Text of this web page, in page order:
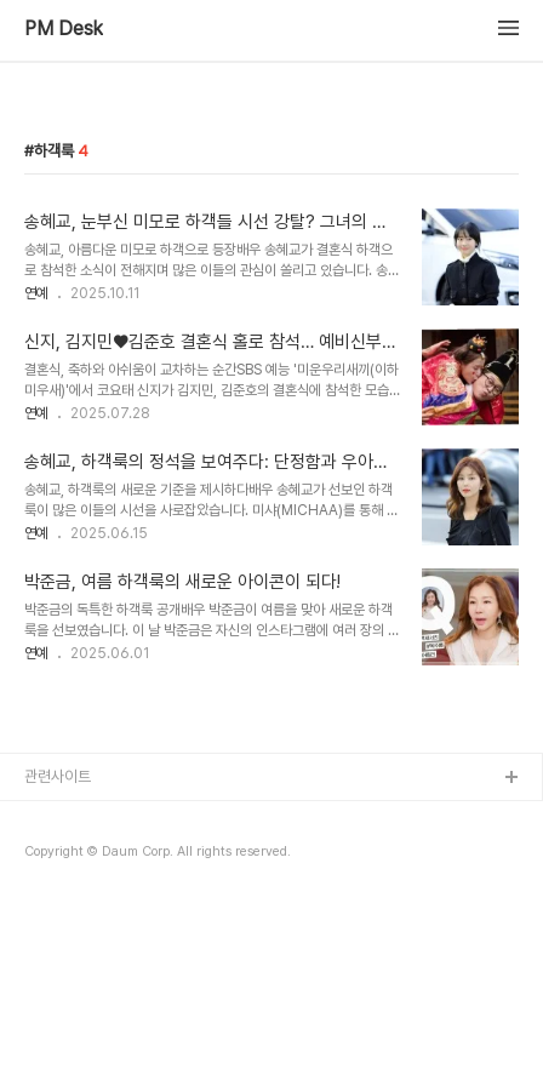
PM Desk
하객룩 4
송혜교, 눈부신 미모로 하객들 시선 강탈? 그녀의 하
객룩은?
송혜교, 아름다운 미모로 하객으로 등장배우 송혜교가 결혼식 하객으
로 참석한 소식이 전해지며 많은 이들의 관심이 쏠리고 있습니다. 송혜
교는 자신의 소셜미디어 계정을 통해 결혼식 현장 사진을 공개하며, 축
며, 비가 오는 날씨에도 불구하고 하객들의 따뜻한 마음이 느껴집니다.
송혜교는 결혼식의 주인공인 포토그래퍼 목정욱의 계정을 태그하며,
훈훈한 분위기를 더했습니다. 송혜교의 눈부신 미모, 하객들의 시선 집
중송혜교는 평소 뛰어난 미모로 많은 이들의 부러움을 사고 있습니다.
특히, 하객으로 참석할 때마다 세련되고 우아한 스타일을 선보이며 화
비 스타일로 떠올랐습니다. 이번 결혼..
연예 2025.10.11
신지, 김지민♥김준호 결혼식 홀로 참석… 예비신부의
아름다운 미소 뒤 감춰진 이야기 ('미우새')
결혼식, 축하와 아쉬움이 교차하는 순간SBS 예능 '미운우리새끼(이하
미우새)'에서 코요태 신지가 김지민, 김준호의 결혼식에 참석한 모습
이 그려졌습니다. 신지는 김지민, 김준호 커플의 결혼을 진심으로 축하
미소를 보며 함께 기뻐하는 모습은 많은 시청자들에게 긍정적인 에너
지를 전달했습니다. 싱그러운 하객룩과 빛나는 미모신지는 결혼식에
서 깔끔한 블랙 블라우스와 정장 팬츠를 매치한 단정한 하객룩을 선보
였습니다. 연애 중인 만큼 한층 물오른 미모와 환한 미소가 눈길을 끌
었습니다. 특히 신부대기실에서 김지민과 함께 찍은 투샷은 많은 이들
정으로 행복한 기운을 뿜어냈습니다. 결..
연예 2025.07.28
송혜교, 하객룩의 정석을 보여주다: 단정함과 우아함
의 완벽 조화
송혜교, 하객룩의 새로운 기준을 제시하다배우 송혜교가 선보인 하객
룩이 많은 이들의 시선을 사로잡았습니다. 미샤(MICHAA)를 통해 공
개된 그녀의 모습은, 과하지 않으면서도 세련된 스타일로, 하객 패션의
절제된 실루엣과 플리츠 디테일, 언밸런스한 헴라인으로 고급스러움
을 더했습니다. 송혜교의 스타일은 단순한 패션을 넘어, 많은 이들에게
영감을 주는 ‘워너비’ 스타일로 자리매김하고 있습니다. 절제된 아름다
움: 송혜교 하객룩의 핵심송혜교의 하객룩은 과도한 액세서리 없이도
포멀함과 여성미를 동시에 드러내는 것이 특징입니다. 플레어 소매는
연예 2025.06.15
박준금, 여름 하객룩의 새로운 아이콘이 되다!
박준금의 독특한 하객룩 공개배우 박준금이 여름을 맞아 새로운 하객
룩을 선보였습니다. 이 날 박준금은 자신의 인스타그램에 여러 장의 외
출 사진을 공개하며, 고급스러운 레스토랑 앞에서 반전 매력을 뽐냈습
녀의 스타일은 ‘이 언니 진짜 힙하다’라는 찬사를 부를 만큼 독특했습
연예 2025.06.01
Copyright © Daum Corp. All rights reserved.
관련사이트